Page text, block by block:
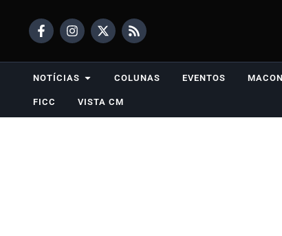
NOTÍCIAS COLUNAS EVENTOS
FICC VISTA CM